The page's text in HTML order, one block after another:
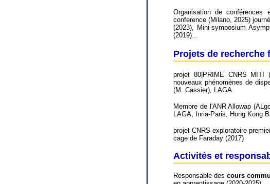
Organisation de
conference (Milano, 2025)
(2023), Mini-symposium
(2019)...
Projets de recherche
projet 80|PRIME CNRS MITI
nouveaux phénomènes de
(M. Cassier), LAGA
Membre de l'ANR Allowap
LAGA, Inria-Paris, Hong Kong
projet CNRS exploratoire
cage de Faraday (2017)
Activités et
Responsable des cours